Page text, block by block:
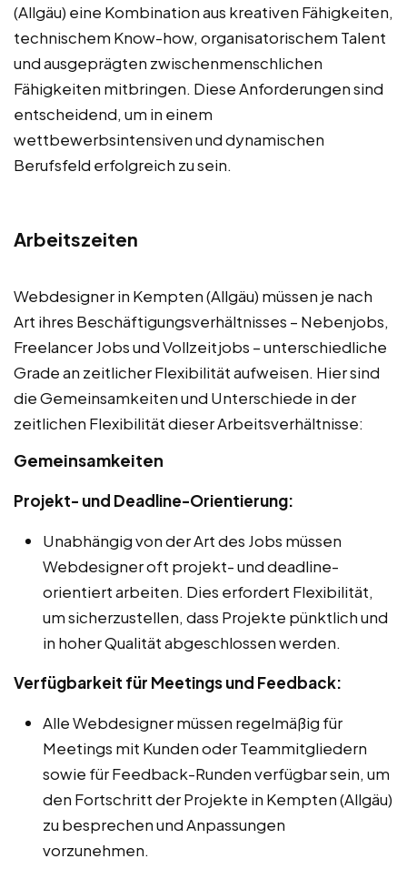
(Allgäu) eine Kombination aus kreativen Fähigkeiten,
technischem Know-how, organisatorischem Talent
und ausgeprägten zwischenmenschlichen
Fähigkeiten mitbringen. Diese Anforderungen sind
entscheidend, um in einem
wettbewerbsintensiven und dynamischen
Berufsfeld erfolgreich zu sein.
Arbeitszeiten
Webdesigner in Kempten (Allgäu) müssen je nach
Art ihres Beschäftigungsverhältnisses – Nebenjobs,
Freelancer Jobs und Vollzeitjobs – unterschiedliche
Grade an zeitlicher Flexibilität aufweisen. Hier sind
die Gemeinsamkeiten und Unterschiede in der
zeitlichen Flexibilität dieser Arbeitsverhältnisse:
Gemeinsamkeiten
Projekt- und Deadline-Orientierung:
Unabhängig von der Art des Jobs müssen
Webdesigner oft projekt- und deadline-
orientiert arbeiten. Dies erfordert Flexibilität,
um sicherzustellen, dass Projekte pünktlich und
in hoher Qualität abgeschlossen werden.
Verfügbarkeit für Meetings und Feedback:
Alle Webdesigner müssen regelmäßig für
Meetings mit Kunden oder Teammitgliedern
sowie für Feedback-Runden verfügbar sein, um
den Fortschritt der Projekte in Kempten (Allgäu)
zu besprechen und Anpassungen
vorzunehmen.